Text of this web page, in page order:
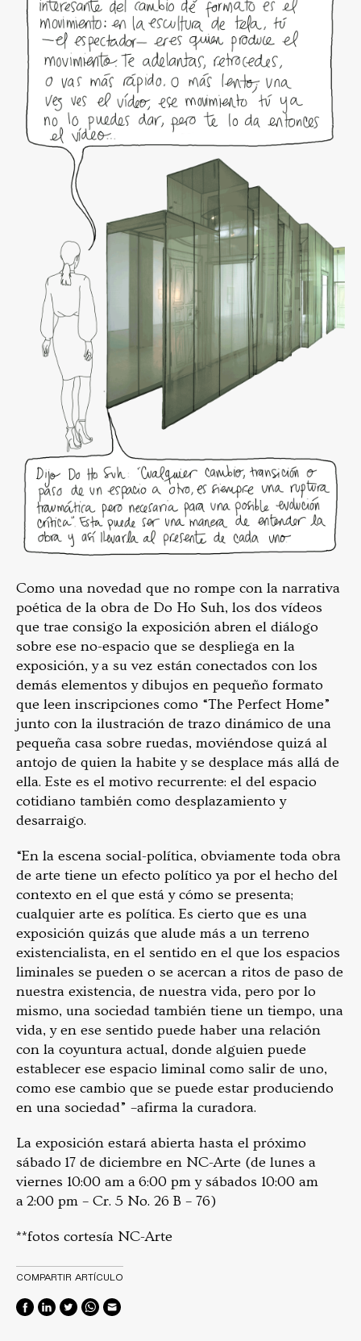
Como una novedad que no rompe con la narrativa
poética de la obra de Do Ho Suh, los dos vídeos
que trae consigo la exposición abren el diálogo
sobre ese no-espacio que se despliega en la
exposición, y a su vez están conectados con los
demás elementos y dibujos en pequeño formato
que leen inscripciones como “The Perfect Home”
junto con la ilustración de trazo dinámico de una
pequeña casa sobre ruedas, moviéndose quizá al
antojo de quien la habite y se desplace más allá de
ella. Este es el motivo recurrente: el del espacio
cotidiano también como desplazamiento y
desarraigo.
“En la escena social-política, obviamente toda obra
de arte tiene un efecto político ya por el hecho del
contexto en el que está y cómo se presenta;
cualquier arte es política. Es cierto que es una
exposición quizás que alude más a un terreno
existencialista, en el sentido en el que los espacios
liminales se pueden o se acercan a ritos de paso de
nuestra existencia, de nuestra vida, pero por lo
mismo, una sociedad también tiene un tiempo, una
vida, y en ese sentido puede haber una relación
con la coyuntura actual, donde alguien puede
establecer ese espacio liminal como salir de uno,
como ese cambio que se puede estar produciendo
en una sociedad” –afirma la curadora.
La exposición estará abierta hasta el próximo
sábado 17 de diciembre en NC-Arte (de lunes a
viernes 10:00 am a 6:00 pm y sábados 10:00 am
a 2:00 pm – Cr. 5 No. 26 B – 76)
**fotos cortesía NC-Arte
COMPARTIR ARTÍCULO